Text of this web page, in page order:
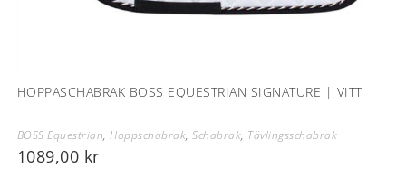
HOPPASCHABRAK BOSS EQUESTRIAN SIGNATURE | VITT
BOSS Equestrian,Hoppschabrak,Schabrak, Tävlingsschabrak
1089,00 kr